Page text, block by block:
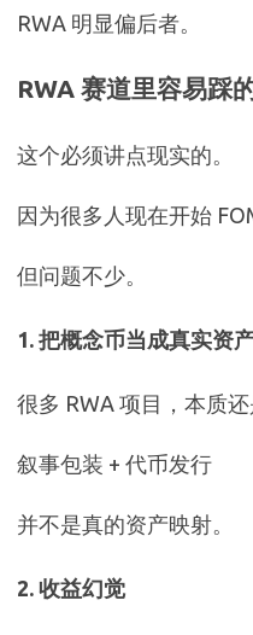
RWA 明显偏后者。
RWA 赛道里容易踩
这个必须讲点现实的。
因为很多人现在开始
但问题不少。
1. 把概念币当成真实资
很多 RWA 项目，本质还
叙事包装 + 代币发行
并不是真的资产映射。
2. 收益幻觉